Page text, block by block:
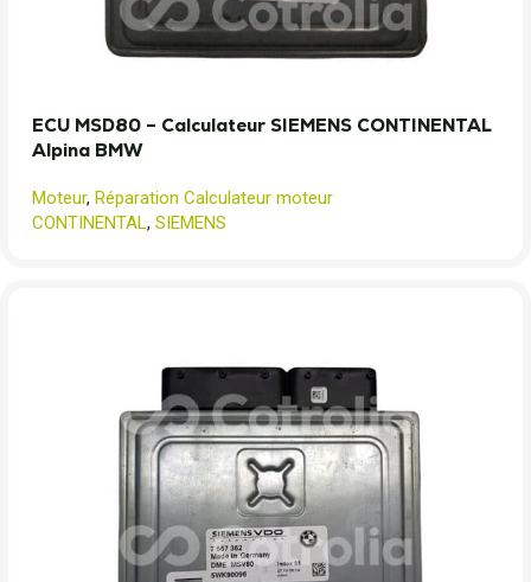
ECU MSD80 – Calculateur SIEMENS CONTINENTAL
Alpina BMW
Moteur, Réparation Calculateur moteur
CONTINENTAL, SIEMENS